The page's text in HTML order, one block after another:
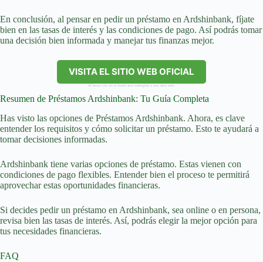
En conclusión, al pensar en pedir un préstamo en Ardshinbank, fíjate
bien en las tasas de interés y las condiciones de pago. Así podrás tomar
una decisión bien informada y manejar tus finanzas mejor.
VISITA EL SITIO WEB OFICIAL
Al hacer clic en el botón será redirigido a otro sitio web.
Resumen de Préstamos Ardshinbank: Tu Guía Completa
Has visto las opciones de Préstamos Ardshinbank. Ahora, es clave
entender los requisitos y cómo solicitar un préstamo. Esto te ayudará a
tomar decisiones informadas.
Ardshinbank tiene varias opciones de préstamo. Estas vienen con
condiciones de pago flexibles. Entender bien el proceso te permitirá
aprovechar estas oportunidades financieras.
Si decides pedir un préstamo en Ardshinbank, sea online o en persona,
revisa bien las tasas de interés. Así, podrás elegir la mejor opción para
tus necesidades financieras.
FAQ